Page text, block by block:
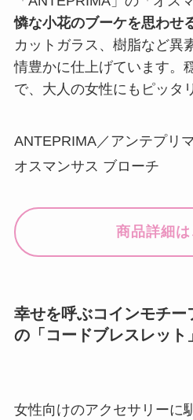
憐な小花のブーケを思わせ
カットガラス、樹脂など異
情豊かに仕上げています。
で、大人の女性にもピッタ
ANTEPRIMA／アンテプリ
オスマンサス ブローチ
商品詳細は
幸せを呼ぶコインモチー
の「コードブレスレット」
女性向けのアクセサリーに